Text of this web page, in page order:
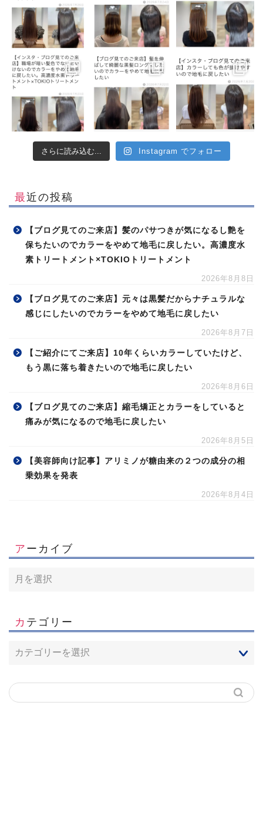
さらに読み込む... Instagram でフォロー
最近の投稿
【ブログ見てのご来店】髪のパサつきが気になるし艶を
保ちたいのでカラーをやめて地毛に戻したい。高濃度水
素トリートメント×TOKIOトリートメント
2026年8月8日
【ブログ見てのご来店】元々は黒髪だからナチュラルな
感じにしたいのでカラーをやめて地毛に戻したい
2026年8月7日
【ご紹介にてご来店】10年くらいカラーしていたけど、
もう黒に落ち着きたいので地毛に戻したい
2026年8月6日
【ブログ見てのご来店】縮毛矯正とカラーをしていると
痛みが気になるので地毛に戻したい
2026年8月5日
【美容師向け記事】アリミノが糖由来の２つの成分の相
乗効果を発表
2026年8月4日
アーカイブ
カテゴリー